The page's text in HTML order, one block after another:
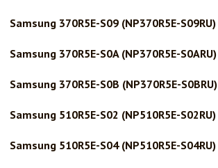
Samsung 370R5E-S09 (NP370R5E-S09RU)
Samsung 370R5E-S0A (NP370R5E-S0ARU)
Samsung 370R5E-S0B (NP370R5E-S0BRU)
Samsung 510R5E-S02 (NP510R5E-S02RU)
Samsung 510R5E-S04 (NP510R5E-S04RU)